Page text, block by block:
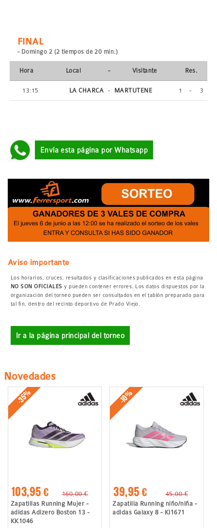
FINAL
- Domingo 2 (2 tiempos de 20 min.)
Hora Local - Visitante Res.
13:15 LA CHARCA - MARTUTENE 1 - 3
Envía esta página por Whatsapp
Aviso importante
Los horarios, cruces, resultados y clasificaciones publicados en esta página
NO SON OFICIALES y pueden contener errores. Los datos dispuestos por la
organización del torneo pueden ser consultados en el tablón preparado para
tal fin, dentro del recinto deportivo de Prado Viejo.
Ir a la página principal del torneo
Novedades
-35%
103,95 €
160,00 €
Zapatillas Running Mujer -
adidas Adizero Boston 13 -
KK1046
-10%
39,95 €
45,00 €
Zapatilla Running niño/niña -
adidas Galaxy 8 - KI1671